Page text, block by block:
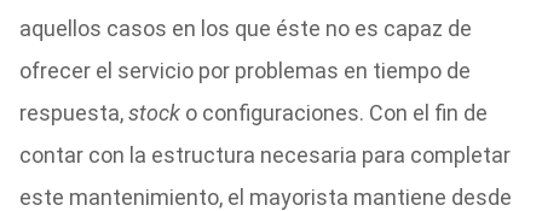
aquellos casos en los que éste no es capaz de
ofrecer el servicio por problemas en tiempo de
respuesta,stocko configuraciones. Con el fin de
contar con la estructura necesaria para completar
este mantenimiento, el mayorista mantiene desde